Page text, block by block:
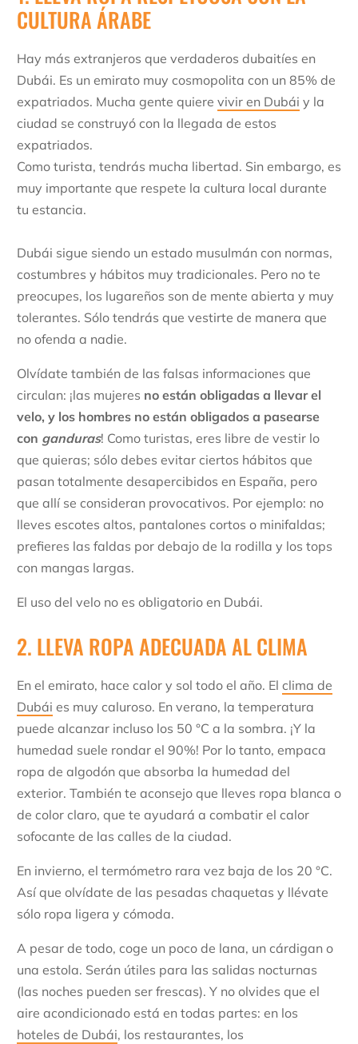
CULTURA ÁRABE
Hay más extranjeros que verdaderos dubaitíes en
Dubái. Es un emirato muy cosmopolita con un 85% de
expatriados. Mucha gente quiere vivir en Dubái y la
ciudad se construyó con la llegada de estos
expatriados.
Como turista, tendrás mucha libertad. Sin embargo, es
muy importante que respete la cultura local durante
tu estancia.
Dubái sigue siendo un estado musulmán con normas,
costumbres y hábitos muy tradicionales. Pero no te
preocupes, los lugareños son de mente abierta y muy
tolerantes. Sólo tendrás que vestirte de manera que
no ofenda a nadie.
Olvídate también de las falsas informaciones que
circulan: ¡las mujeres no están obligadas a llevar el
velo, y los hombres no están obligados a pasearse
con ganduras! Como turistas, eres libre de vestir lo
que quieras; sólo debes evitar ciertos hábitos que
pasan totalmente desapercibidos en España, pero
que allí se consideran provocativos. Por ejemplo: no
lleves escotes altos, pantalones cortos o minifaldas;
prefieres las faldas por debajo de la rodilla y los tops
con mangas largas.
El uso del velo no es obligatorio en Dubái.
2. LLEVA ROPA ADECUADA AL CLIMA
En el emirato, hace calor y sol todo el año. El clima de
Dubái es muy caluroso. En verano, la temperatura
puede alcanzar incluso los 50 °C a la sombra. ¡Y la
humedad suele rondar el 90%! Por lo tanto, empaca
ropa de algodón que absorba la humedad del
exterior. También te aconsejo que lleves ropa blanca o
de color claro, que te ayudará a combatir el calor
sofocante de las calles de la ciudad.
En invierno, el termómetro rara vez baja de los 20 °C.
Así que olvídate de las pesadas chaquetas y llévate
sólo ropa ligera y cómoda.
A pesar de todo, coge un poco de lana, un cárdigan o
una estola. Serán útiles para las salidas nocturnas
(las noches pueden ser frescas). Y no olvides que el
aire acondicionado está en todas partes: en los
hoteles de Dubái, los restaurantes, los